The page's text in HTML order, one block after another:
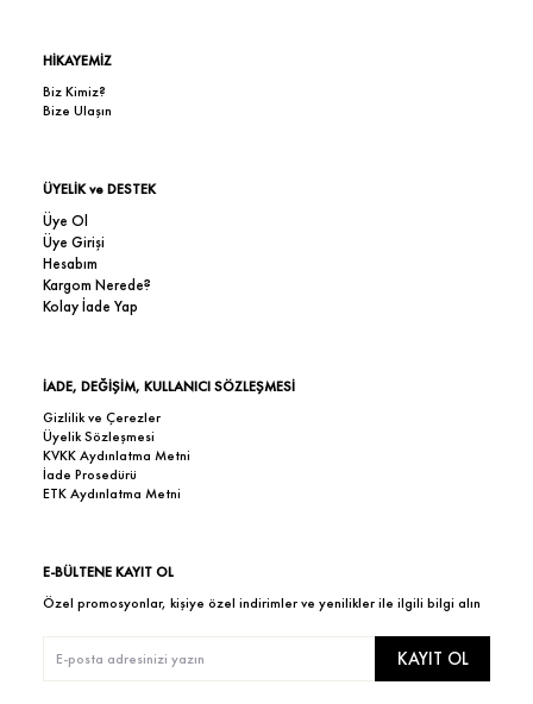
HİKAYEMİZ
Biz Kimiz?
Bize Ulaşın
ÜYELİK ve DESTEK
Üye Ol
Üye Girişi
Hesabım
Kargom Nerede?
Kolay İade Yap
İADE, DEĞİŞİM, KULLANICI SÖZLEŞMESİ
Gizlilik ve Çerezler
Üyelik Sözleşmesi
KVKK Aydınlatma Metni
İade Prosedürü
ETK Aydınlatma Metni
E-BÜLTENE KAYIT OL
Özel promosyonlar, kişiye özel indirimler ve yenilikler ile ilgili bilgi alın
KAYIT OL